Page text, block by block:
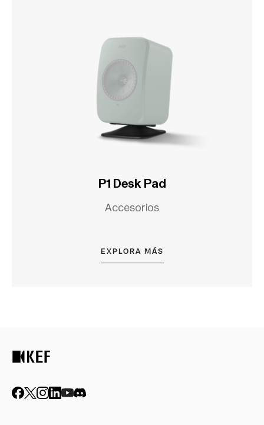
P1 Desk Pad
Accesorios
EXPLORA MÁS